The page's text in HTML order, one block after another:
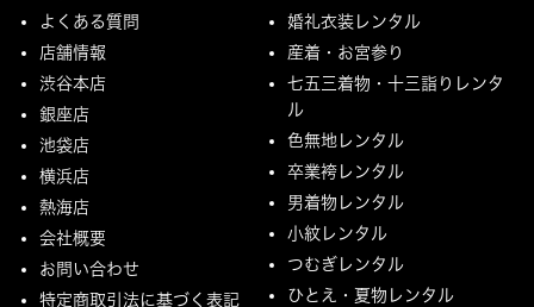
よくある質問
店舗情報
渋谷本店
銀座店
池袋店
横浜店
熱海店
会社概要
お問い合わせ
特定商取引法に基づく表記
婚礼衣装レンタル
産着・お宮参り
七五三着物・十三詣りレンタ
ル
色無地レンタル
卒業袴レンタル
男着物レンタル
小紋レンタル
つむぎレンタル
ひとえ・夏物レンタル